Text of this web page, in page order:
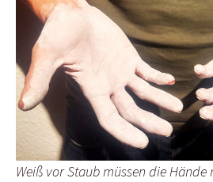
Weiß vor Staub müssen die